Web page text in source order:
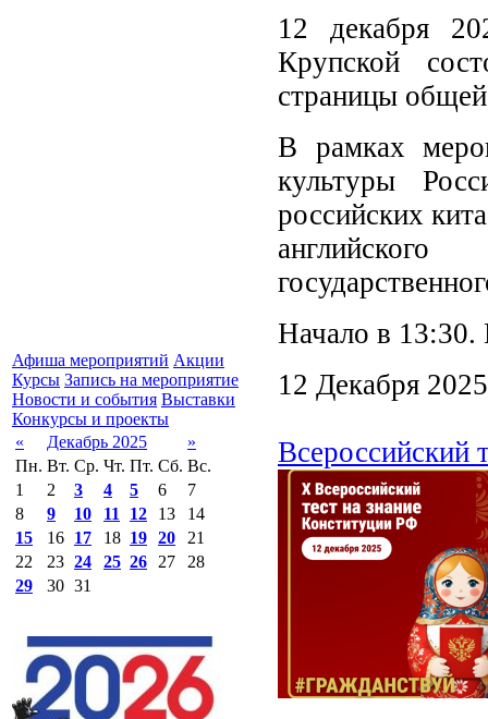
Афиша мероприятий Акции
Курсы Запись на мероприятие
Новости и события Выставки
Конкурсы и проекты
«
Декабрь 2025
»
Пн. Вт. Ср. Чт. Пт. Сб. Вс.
1
2 3 4 5 6
7
8
9 10 11 12 13
14
15
16 17 18 19 20
21
22
23 24 25 26 27
28
29
30 31
12 декабря
Крупской
страницы
В рамках
культуры
российских
Начало в 13:30.
12 Декабря 2025
Всероссийский